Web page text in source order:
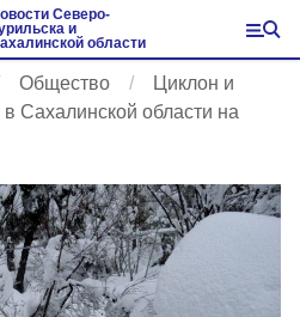
Северо-
и
области
Общество
Циклон и
Сахалинской области на